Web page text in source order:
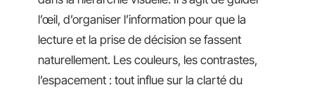
l’œil, d’organiser l’information pour que la
lecture et la prise de décision se fassent
naturellement. Les couleurs, les contrastes,
l’espacement : tout influe sur la clarté du